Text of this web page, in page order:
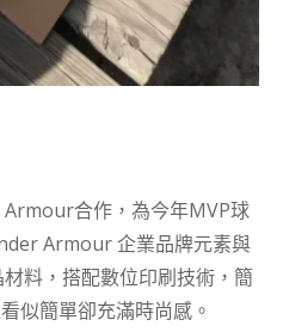
合作，為今年MVP球
Armour 企業品牌元素與
料，搭配數位印刷技術，簡
似簡單卻充滿時尚感。